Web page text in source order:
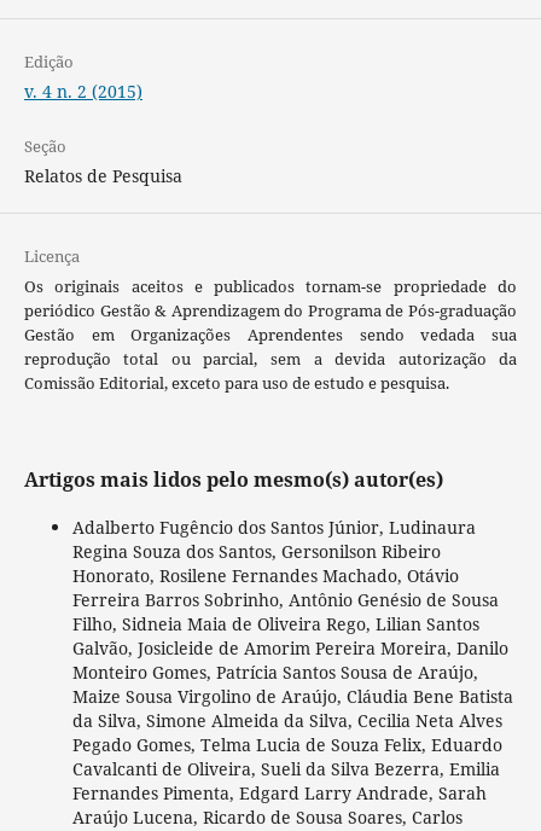
Edição
v. 4 n. 2 (2015)
Seção
Relatos de Pesquisa
Licença
Os originais aceitos e publicados tornam-se propriedade do
periódico Gestão & Aprendizagem do Programa de Pós-graduação
Gestão em Organizações Aprendentes sendo vedada sua
reprodução total ou parcial, sem a devida autorização da
Comissão Editorial, exceto para uso de estudo e pesquisa.
Artigos mais lidos pelo mesmo(s) autor(es)
Adalberto Fugêncio dos Santos Júnior, Ludinaura
Regina Souza dos Santos, Gersonilson Ribeiro
Honorato, Rosilene Fernandes Machado, Otávio
Ferreira Barros Sobrinho, Antônio Genésio de Sousa
Filho, Sidneia Maia de Oliveira Rego, Lilian Santos
Galvão, Josicleide de Amorim Pereira Moreira, Danilo
Monteiro Gomes, Patrícia Santos Sousa de Araújo,
Maize Sousa Virgolino de Araújo, Cláudia Bene Batista
da Silva, Simone Almeida da Silva, Cecilia Neta Alves
Pegado Gomes, Telma Lucia de Souza Felix, Eduardo
Cavalcanti de Oliveira, Sueli da Silva Bezerra, Emilia
Fernandes Pimenta, Edgard Larry Andrade, Sarah
Araújo Lucena, Ricardo de Sousa Soares, Carlos